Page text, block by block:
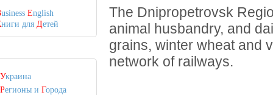
The Dnipropetrovsk
animal husbandry, and
grains, winter wheat and
network of railways.
usiness English
ниги для Детей
Украина
Регионы и Города